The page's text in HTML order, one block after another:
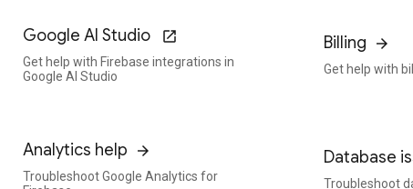
Google AI Studio
Get help with Firebase integrations in
Google AI Studio
Billing
Get help with
Analytics help
Troubleshoot Google Analytics for
Database
Troubleshoot